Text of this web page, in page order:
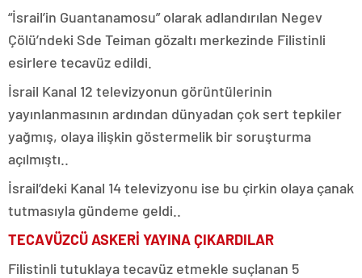
“İsrail’in Guantanamosu” olarak adlandırılan Negev
Çölü’ndeki Sde Teiman gözaltı merkezinde Filistinli
esirlere tecavüz edildi.
İsrail Kanal 12 televizyonun görüntülerinin
yayınlanmasının ardından dünyadan çok sert tepkiler
yağmış, olaya ilişkin göstermelik bir soruşturma
açılmıştı..
İsrail’deki Kanal 14 televizyonu ise bu çirkin olaya çanak
tutmasıyla gündeme geldi..
TECAVÜZCÜ ASKERİ YAYINA ÇIKARDILAR
Filistinli tutuklaya tecavüz etmekle suçlanan 5